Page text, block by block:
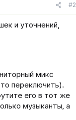
#2
и уточнений,
микс
переключить).
его в тот же
музыканты, а